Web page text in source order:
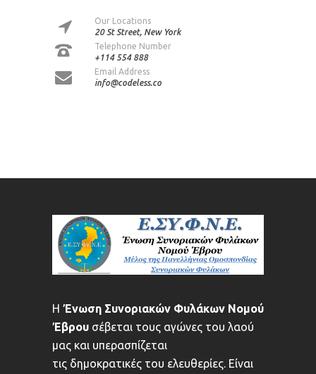
Our Locations
20 St Street, New York
Telephone Number
+114 554 888
Email Address
info@codeless.co
Η Ένωση Συνοριακών Φυλάκων Νομού
Έβρου σέβεται τους αγώνες του λαού
μας και υπερασπίζεται
τις δημοκρατικές του ελευθερίες. Είναι